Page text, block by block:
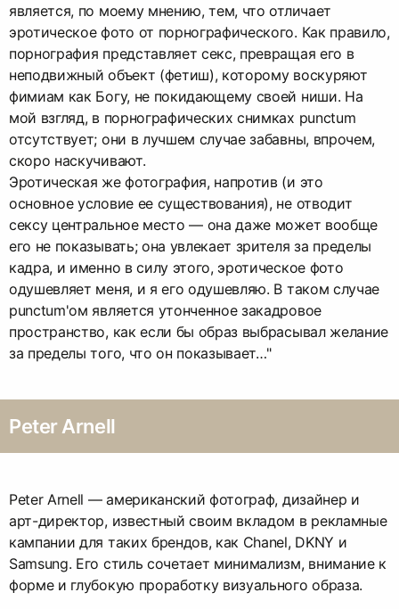
является, по моему мнению, тем, что отличает
эротическое фото от порнографического. Как правило,
порнография представляет секс, превращая его в
неподвижный объект (фетиш), которому воскуряют
фимиам как Богу, не покидающему своей ниши. На
мой взгляд, в порнографических снимках punctum
отсутствует; они в лучшем случае забавны, впрочем,
скоро наскучивают.
Эротическая же фотография, напротив (и это
основное условие ее существования), не отводит
сексу центральное место — она даже может вообще
его не показывать; она увлекает зрителя за пределы
кадра, и именно в силу этого, эротическое фото
одушевляет меня, и я его одушевляю. В таком случае
punctum'ом является утонченное закадровое
пространство, как если бы образ выбрасывал желание
за пределы того, что он показывает…"
Peter Arnell
Peter Arnell — американский фотограф, дизайнер и
арт-директор, известный своим вкладом в рекламные
кампании для таких брендов, как Chanel, DKNY и
Samsung. Его стиль сочетает минимализм, внимание к
форме и глубокую проработку визуального образа.